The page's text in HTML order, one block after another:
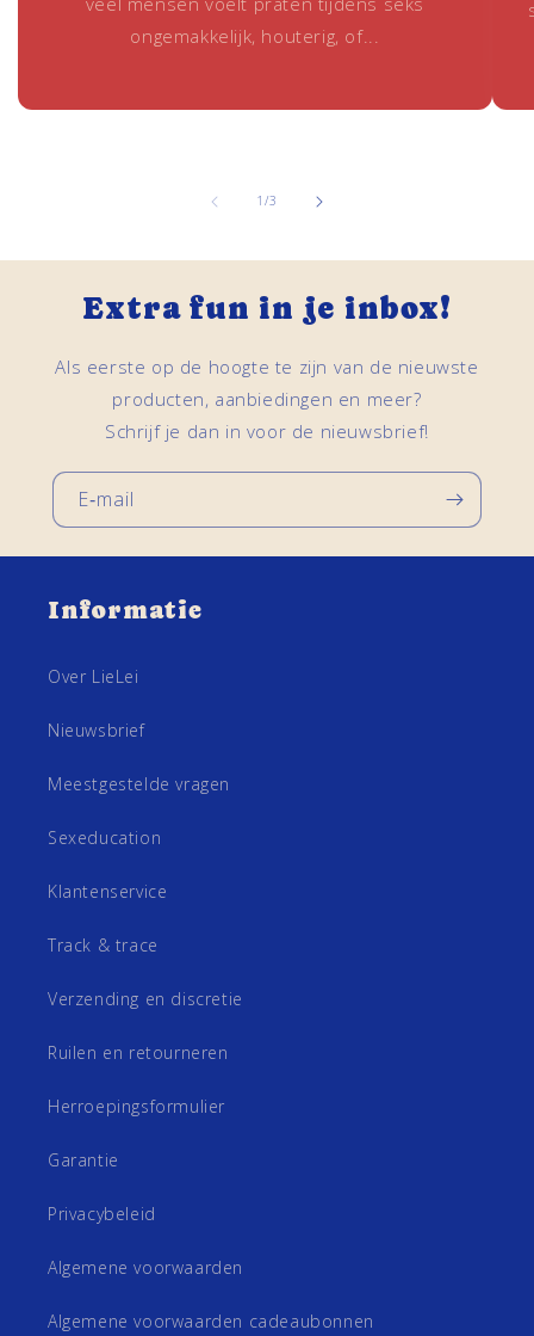
ongemakkelijk, houterig, of...
1/van
3
Extra fun in je inbox!
Als eerste op de hoogte te zijn van de nieuwste
producten, aanbiedingen en meer?
Schrijf je dan in voor de nieuwsbrief!
E‑mail
Informatie
Over LieLei
Nieuwsbrief
Meestgestelde vragen
Sexeducation
Klantenservice
Track & trace
Verzending en discretie
Ruilen en retourneren
Herroepingsformulier
Garantie
Privacybeleid
Algemene voorwaarden
Algemene voorwaarden cadeaubonnen